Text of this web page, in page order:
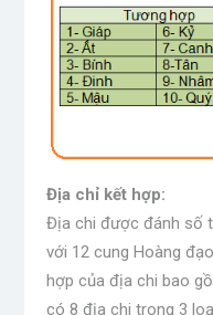
Địa chỉ kết hợp:
Địa chi được đánh số
với 12 cung Hoàng
hợp của địa chi bao
có 8 địa chi trong 3